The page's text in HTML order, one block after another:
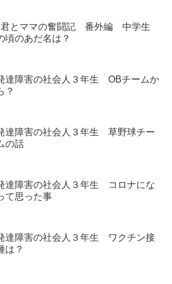
とママの奮闘記 番外編 中学生
頃のあだ名は？
達障害の社会人３年生 OBチームか
？
達障害の社会人３年生 草野球チー
の話
達障害の社会人３年生 コロナにな
て思った事
達障害の社会人３年生 ワクチン接
は？